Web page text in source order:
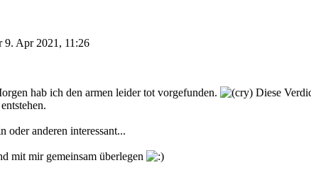
9. Apr 2021, 11:26
hab ich den armen leider tot vorgefunden.
Diese
oder anderen interessant...
mit mir gemeinsam überlegen